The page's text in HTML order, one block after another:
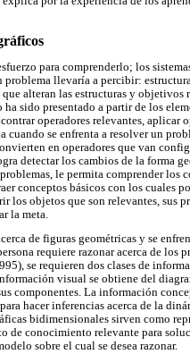
para comprenderlo; los
llevaría a percibir:
alteran las estructuras y objetivos
sido presentado a partir de los
operadores relevantes, aplicar
se enfrenta a resolver un
en operadores que van
detectar los cambios de la forma
le permita comprender los
conceptos básicos con los cuales
los objetos que son relevantes, sus
la meta.
de figuras geométricas y se
requiere razonar acerca de los
se requieren dos clases de
visual se obtiene del
componentes. La información
hacer inferencias acerca de la
bidimensionales sirven como
conocimiento relevante para
sobre el cual se desea razonar.